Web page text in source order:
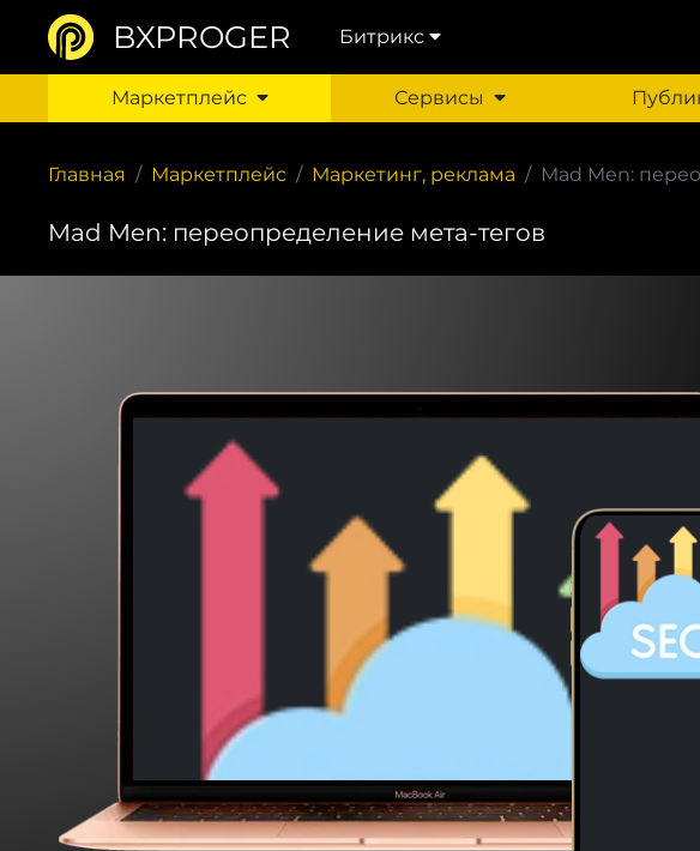
BXPROGER Битрикс
Маркетплейс Сервисы
Главная Маркетплейс Маркетинг, реклама Mad Men:
Mad Men: переопределение мета-тегов